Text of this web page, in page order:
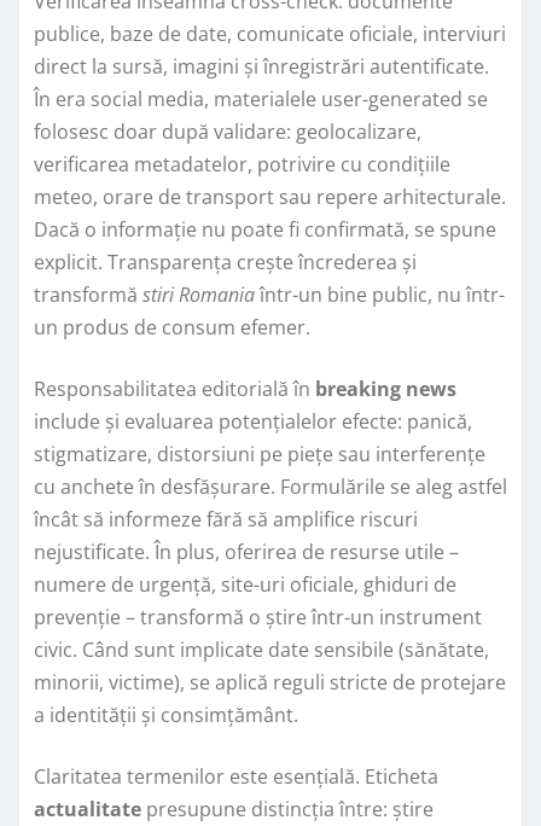
publice, baze de date, comunicate oficiale, interviuri
direct la sursă, imagini și înregistrări autentificate.
În era social media, materialele user-generated se
folosesc doar după validare: geolocalizare,
verificarea metadatelor, potrivire cu condițiile
meteo, orare de transport sau repere arhitecturale.
Dacă o informație nu poate fi confirmată, se spune
explicit. Transparența crește încrederea și
transformă stiri Romaniaîntr-un bine public, nu într-
un produs de consum efemer.
Responsabilitatea editorială în breaking news
include și evaluarea potențialelor efecte: panică,
stigmatizare, distorsiuni pe piețe sau interferențe
cu anchete în desfășurare. Formulările se aleg astfel
încât să informeze fără să amplifice riscuri
nejustificate. În plus, oferirea de resurse utile –
numere de urgență, site-uri oficiale, ghiduri de
prevenție – transformă o știre într-un instrument
civic. Când sunt implicate date sensibile (sănătate,
minorii, victime), se aplică reguli stricte de protejare
a identității și consimțământ.
Claritatea termenilor este esențială. Eticheta
actualitate presupune distincția între: știre